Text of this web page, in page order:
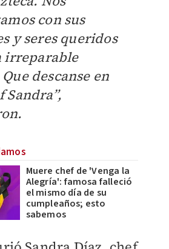
con sus
y seres queridos
irreparable
descanse en
Sandra”,
Muere chef de 'Venga la
Alegría': famosa falleció
el mismo día de su
cumpleaños; esto
sabemos